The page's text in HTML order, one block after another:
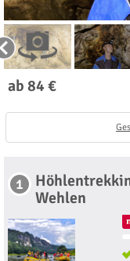
ab 84 €
1
Wehlen